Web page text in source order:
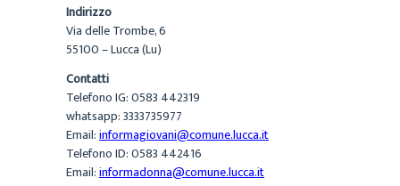
Indirizzo
Via delle Trombe, 6
55100 – Lucca (Lu)
Contatti
Telefono IG: 0583 442319
whatsapp: 3333735977
Email:informagiovani@comune.lucca.it
Telefono ID: 0583 442416
Email:informadonna@comune.lucca.it